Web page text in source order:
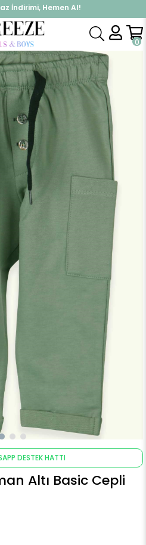
İndirimi, Hemen Al!
Kap, Hemen Üye Ol!
0
Eşofman Altı Erkek Bebek Eşofman Altı Basic Cepli Yeşil (9 Ay)
DESTEK HATTI
Altı Basic Cepli